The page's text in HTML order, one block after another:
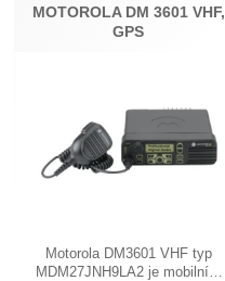
MOTOROLA DM 3601 VHF,
GPS
Motorola DM3601 VHF typ
MDM27JNH9LA2 je mobilní…